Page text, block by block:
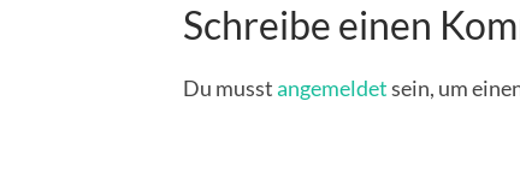
Schreibe einen
Du musstangemeldetsein, um